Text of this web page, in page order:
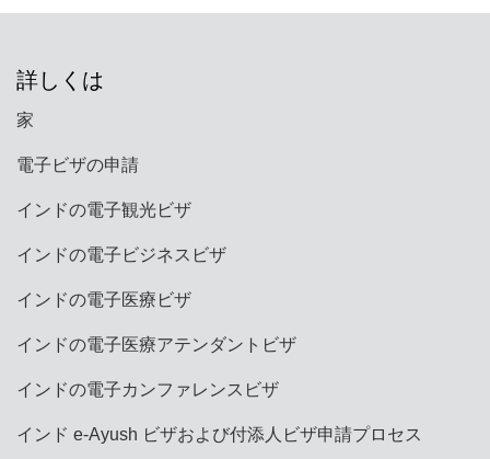
詳しくは
家
電子ビザの申請
インドの電子観光ビザ
インドの電子ビジネスビザ
インドの電子医療ビザ
インドの電子医療アテンダントビザ
インドの電子カンファレンスビザ
インド e-Ayush ビザおよび付添人ビザ申請プロセス